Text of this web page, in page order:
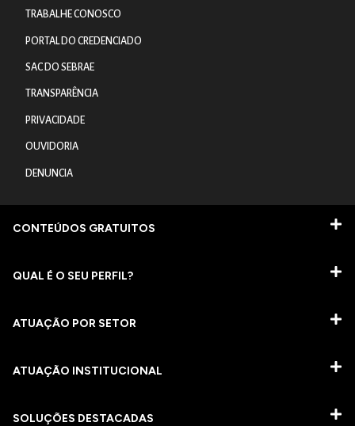
TRABALHE CONOSCO
PORTAL DO CREDENCIADO
SAC DO SEBRAE
TRANSPARÊNCIA
PRIVACIDADE
OUVIDORIA
DENUNCIA
CONTEÚDOS GRATUITOS
QUAL É O SEU PERFIL?
ATUAÇÃO POR SETOR
ATUAÇÃO INSTITUCIONAL
SOLUÇÕES DESTACADAS